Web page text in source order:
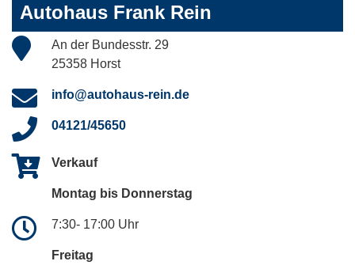
Autohaus Frank Rein
An der Bundesstr. 29
25358 Horst
info@autohaus-rein.de
04121/45650
Verkauf
Montag bis Donnerstag
7:30- 17:00 Uhr
Freitag